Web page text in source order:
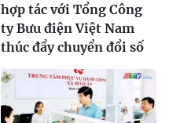
hợp tác với Tổng Công
ty Bưu điện Việt Nam
thúc đẩy chuyển đổi số